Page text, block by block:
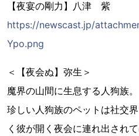
【夜宴の剛力】八津 紫
https://newscast.jp/
Ypo.png
＜【夜会ぬ】弥生＞
魔界の山間に生息する人狗族。
珍しい人狗族のペットは社交
く彼が開く夜会に連れ出され